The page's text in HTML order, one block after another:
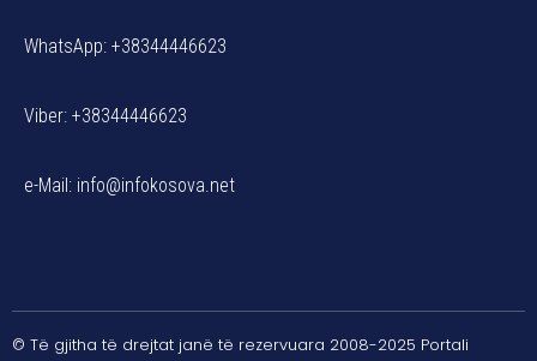
WhatsApp: +38344446623
Viber: +38344446623
e-Mail: info@infokosova.net
© Të gjitha të drejtat janë të rezervuara 2008-2025 Portali